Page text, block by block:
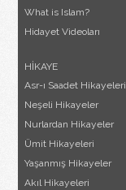
What is Islam?
Hidayet Videoları
HİKAYE
Asr-ı Saadet Hikayeleri
Neşeli Hikayeler
Nurlardan Hikayeler
Ümit Hikayeleri
Yaşanmış Hikayeler
Akıl Hikayeleri